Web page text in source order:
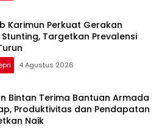
Karimun Perkuat Gerakan
Targetkan Prevalensi
4 Agustus 2026
Bintan Terima Bantuan Armada
Produktivitas dan Pendapatan
Naik